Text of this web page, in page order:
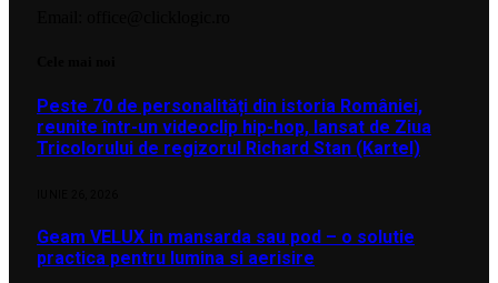
Peste 70 de personalități din istoria României,
reunite într-un videoclip hip-hop, lansat de Ziua
Tricolorului de regizorul Richard Stan (Kartel)
Geam VELUX in mansarda sau pod – o solutie
practica pentru lumina si aerisire